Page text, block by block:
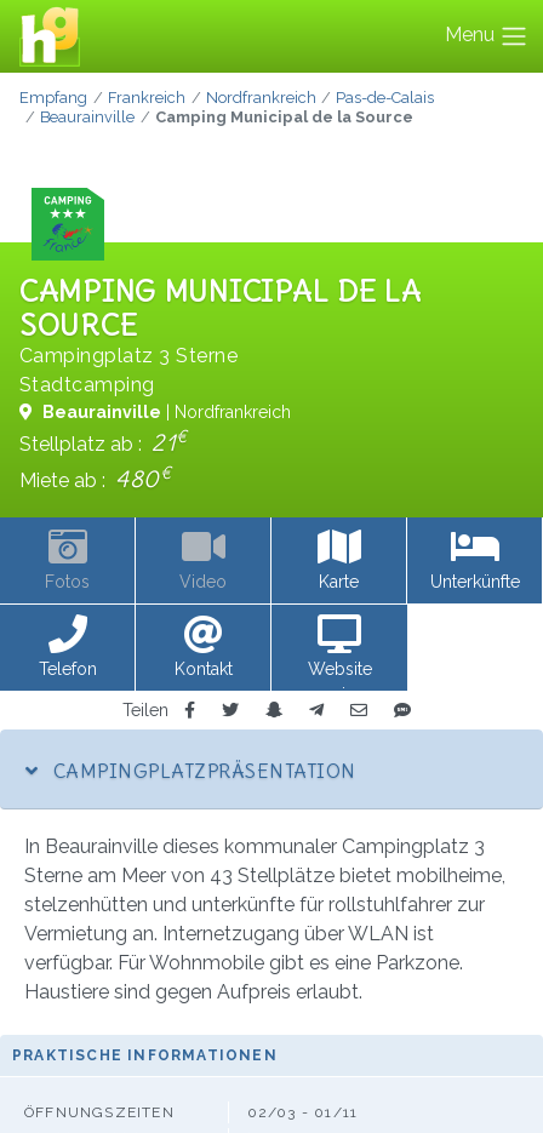
Menu
Empfang Frankreich Nordfrankreich
Pas-de-Calais
Beaurainville
Camping Municipal de la Source
CAMPING MUNICIPAL DE LA
SOURCE
Campingplatz 3 Sterne
Stadtcamping
Beaurainville | Nordfrankreich
Stellplatz ab : 21€
Miete ab : 480€
Fotos Video Karte Unterkünfte
Telefon Kontakt
Website
anzeigen
Teilen
CAMPINGPLATZPRÄSENTATION
In Beaurainville dieses kommunaler Campingplatz 3
Sterne am Meer von 43 Stellplätze bietet mobilheime,
stelzenhütten und unterkünfte für rollstuhlfahrer zur
Vermietung an. Internetzugang über WLAN ist
verfügbar. Für Wohnmobile gibt es eine Parkzone.
Haustiere sind gegen Aufpreis erlaubt.
PRAKTISCHE INFORMATIONEN
ÖFFNUNGSZEITEN
02/03 - 01/11